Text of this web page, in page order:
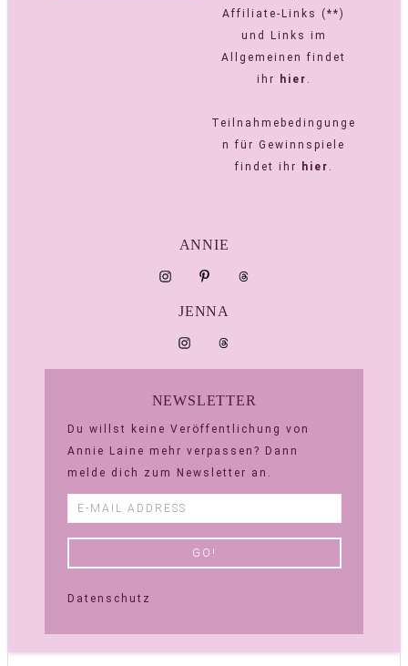
Affiliate-Links (**)
und Links im
Allgemeinen findet
ihr
hier .
Teilnahmebedingunge
n für Gewinnspiele
findet ihr
hier .
ANNIE
JENNA
NEWSLETTER
Du willst keine Veröffentlichung von
Annie Laine mehr verpassen? Dann
melde dich zum Newsletter an.
Datenschutz